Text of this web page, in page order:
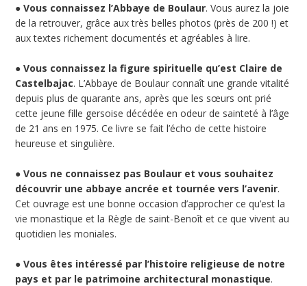
● Vous connaissez l’Abbaye de Boulaur. Vous aurez la joie
de la retrouver, grâce aux très belles photos (près de 200 !) et
aux textes richement documentés et agréables à lire.
● Vous connaissez la figure spirituelle qu’est Claire de
Castelbajac. L’Abbaye de Boulaur connaît une grande vitalité
depuis plus de quarante ans, après que les sœurs ont prié
cette jeune fille gersoise décédée en odeur de sainteté à l’âge
de 21 ans en 1975. Ce livre se fait l’écho de cette histoire
heureuse et singulière.
● Vous ne connaissez pas Boulaur et vous souhaitez
découvrir une abbaye ancrée et tournée vers l’avenir.
Cet ouvrage est une bonne occasion d’approcher ce qu’est la
vie monastique et la Règle de saint-Benoît et ce que vivent au
quotidien les moniales.
● Vous êtes intéressé par l’histoire religieuse de notre
pays et par le patrimoine architectural monastique.